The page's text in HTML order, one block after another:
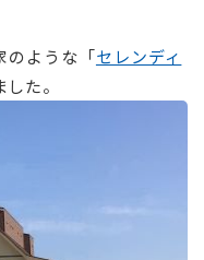
のような「セレンディ
た。